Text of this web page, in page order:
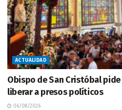
ACTUALIDAD
Obispo de San Cristóbal
liberar a presos políticos
06/08/2026